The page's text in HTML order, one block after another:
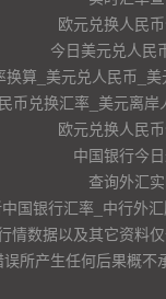
欧元兑换人民
今日美元兑人民
换算_美元兑人民币_
币兑换汇率_美元离
欧元兑换人民
中国银行今
查询外汇
国银行汇率_中行外
数据以及其它资料
所产生任何后果概不